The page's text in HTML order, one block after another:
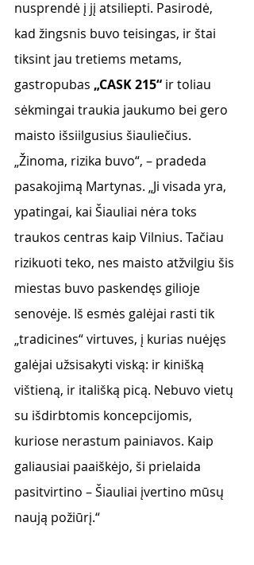
nusprendė į jį atsiliepti. Pasirodė,
kad žingsnis buvo teisingas, ir štai
tiksint jau tretiems metams,
gastropubas „CASK 215“ ir toliau
sėkmingai traukia jaukumo bei gero
maisto išsiilgusius šiauliečius.
„Žinoma, rizika buvo“, – pradeda
pasakojimą Martynas. „Ji visada yra,
ypatingai, kai Šiauliai nėra toks
traukos centras kaip Vilnius. Tačiau
rizikuoti teko, nes maisto atžvilgiu šis
miestas buvo paskendęs gilioje
senovėje. Iš esmės galėjai rasti tik
„tradicines“ virtuves, į kurias nuėjęs
galėjai užsisakyti viską: ir kinišką
vištieną, ir itališką picą. Nebuvo vietų
su išdirbtomis koncepcijomis,
kuriose nerastum painiavos. Kaip
galiausiai paaiškėjo, ši prielaida
pasitvirtino – Šiauliai įvertino mūsų
naują požiūrį.“